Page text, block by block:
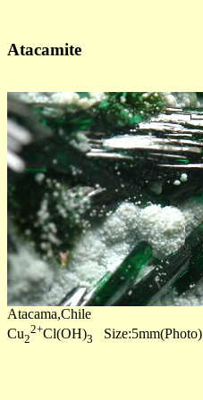
Atacamite
Atacama,Chile
Cu2
2+Cl(OH)3 Size:5mm(Photo)